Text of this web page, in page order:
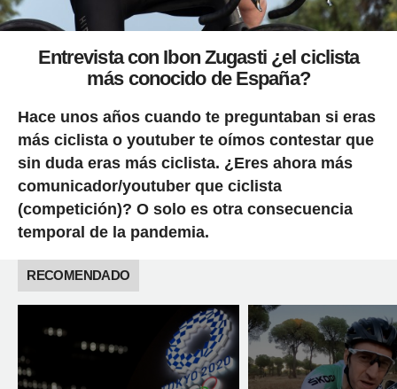
Entrevista con Ibon Zugasti ¿el ciclista
más conocido de España?
Hace unos años cuando te preguntaban si eras
más ciclista o youtuber te oímos contestar que
sin duda eras más ciclista. ¿Eres ahora más
comunicador/youtuber que ciclista
(competición)? O solo es otra consecuencia
temporal de la pandemia.
RECOMENDADO